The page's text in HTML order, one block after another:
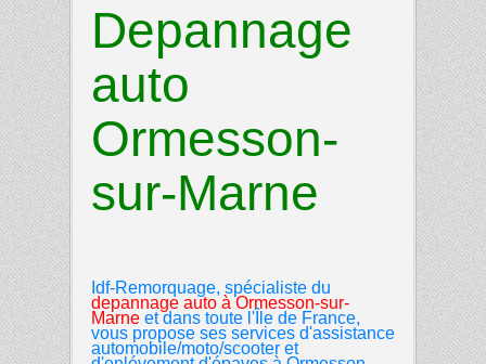
Depannage
auto
Ormesson-
sur-Marne
Idf-Remorquage, spécialiste du
depannage auto àOrmesson-sur-
Marne et dans toute l'Île de France,
vous propose ses services d'assistance
automobile/moto/scooter et